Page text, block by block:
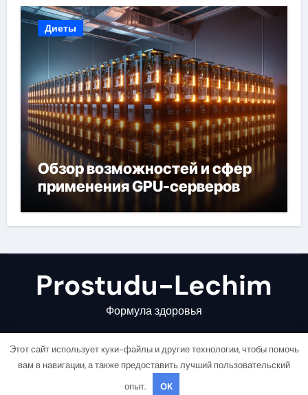
Диеты
Обзор возможностей и сфер
применения GPU-серверов
Prostudu-Lechim
Формула здоровья
Copyright © All rights reserved |
Этот сайт использует куки-файлы и другие технологии, чтобы помочь
вам в навигации, а также предоставить лучший пользовательский
опыт.
OK